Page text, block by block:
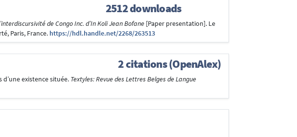
2512 downloads
de Congo Inc. d’In Koli Jean Bofane[Paper presentation]. Le
Paris, France. https://hdl.handle.net/2268/263513
2 citations (OpenAlex)
existence située. Textyles: Revue des Lettres Belges de Langue